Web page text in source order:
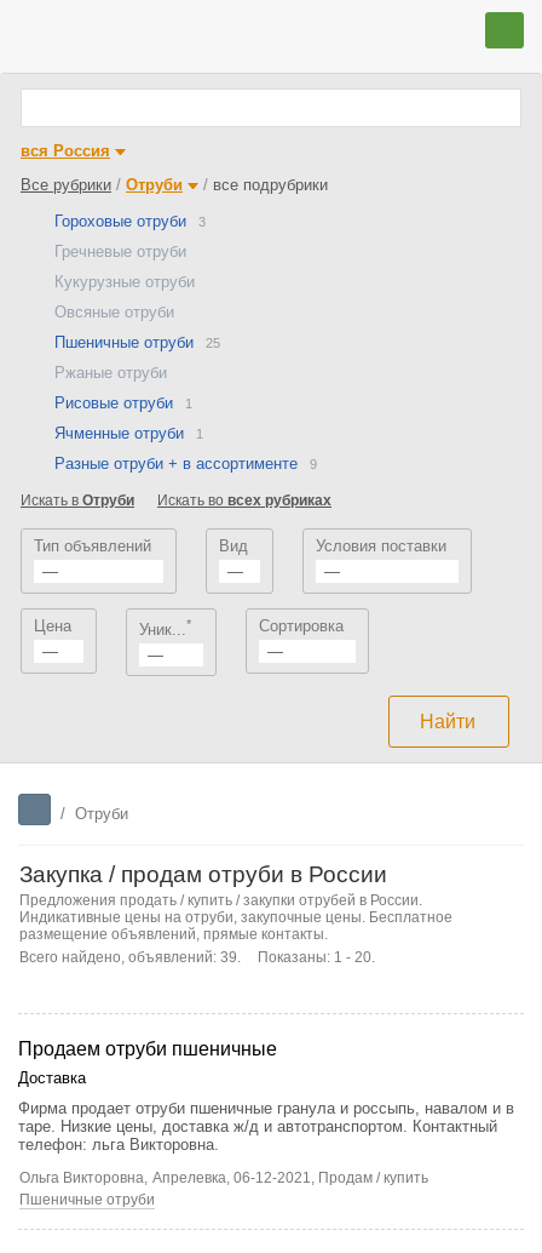
вся Россия
Все рубрики / Отруби / все подрубрики
Гороховые отруби
3
Гречневые отруби
Кукурузные отруби
Овсяные отруби
Пшеничные отруби
25
Ржаные отруби
Рисовые отруби
1
Ячменные отруби 1
Разные отруби + в ассортименте 9
Искать в Отруби Искать во всех рубриках
Тип объявлений
—
Вид
—
Условия поставки
—
Цена
—
Уник...*
—
Сортировка
—
/ Отруби
Закупка / продам отруби в России
Предложения продать / купить / закупки отрубей в России.
Индикативные цены на отруби, закупочные цены. Бесплатное
размещение объявлений, прямые контакты.
Всего найдено, объявлений: 39.
Показаны: 1 - 20.
Продаем отруби пшеничные
Доставка
Фирма продает отруби пшеничные гранула и россыпь, навалом и в
таре. Низкие цены, доставка ж/д и автотранспортом. Контактный
телефон: льга Викторовна.
Ольга Викторовна, Апрелевка, 06-12-2021, Продам / купить
Пшеничные отруби